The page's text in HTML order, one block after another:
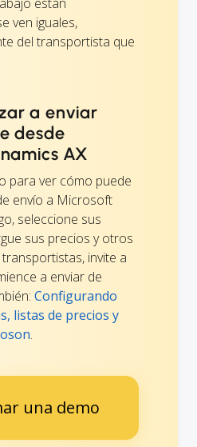
ven iguales,
del transportista que
a enviar
desde
AX
para ver cómo puede
envío a Microsoft
seleccione sus
sus precios y otros
invite a
a enviar de
Configurando
listas de precios y
.
una demo